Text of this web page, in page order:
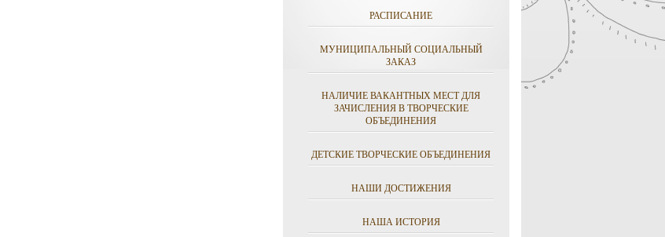
РАСПИСАНИЕ
МУНИЦИПАЛЬНЫЙ СОЦИАЛЬНЫЙ
ЗАКАЗ
НАЛИЧИЕ ВАКАНТНЫХ МЕСТ ДЛЯ
ЗАЧИСЛЕНИЯ В ТВОРЧЕСКИЕ
ОБЪЕДИНЕНИЯ
ДЕТСКИЕ ТВОРЧЕСКИЕ ОБЪЕДИНЕНИЯ
НАШИ ДОСТИЖЕНИЯ
НАША ИСТОРИЯ